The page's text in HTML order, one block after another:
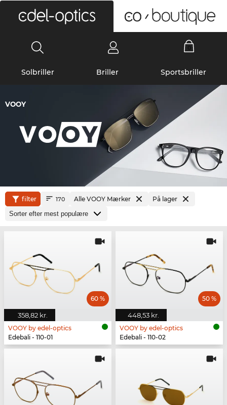
Solbriller Briller Sportsbriller
VOOY
filter 170 Alle VOOY Mærker På lager
358,82 kr.
60 %
VOOY by edel-optics
Edebali - 110-01
448,53 kr.
50 %
VOOY by edel-optics
Edebali - 110-02